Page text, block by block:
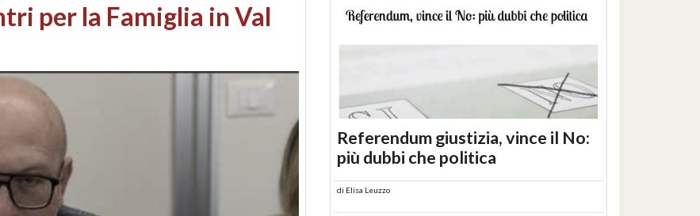
un chiosco sul
edilizi e occupazione
Referendum giustizia, vince il No:
più dubbi che politica
di Elisa Leuzzo